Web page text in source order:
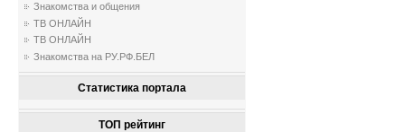
Знакомства и общения
ТВ ОНЛАЙН
ТВ ОНЛАЙН
Знакомства на РУ.РФ.БЕЛ
Статистика портала
ТОП рейтинг